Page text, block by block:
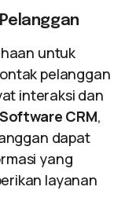
untuk
pelanggan
interaksi dan
Software CRM,
dapat
yang
layanan